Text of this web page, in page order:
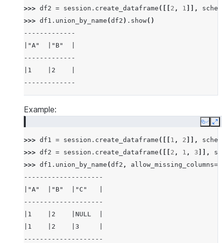
>>> df2 = session . create_dataframe ([[ 2 , 1 ]],
>>> df1 . union_by_name (df2 ) . show()
-------------
|"A"  |"B"  |
-------------
|1    |2    |
-------------
Example:
Copy
>>> df1 = session . create_dataframe ([[ 1 , 2 ]],
>>> df2 = session . create_dataframe ([[ 2 , 1 , 3 ]],
>>> df1 . union_by_name (df2 , allow_missing_columns=
--------------------
|"A"  |"B"  |"C"   |
--------------------
|1    |2    |NULL  |
|1    |2    |3     |
--------------------